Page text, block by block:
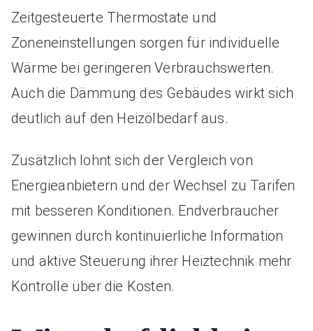
Zeitgesteuerte Thermostate und
Zoneneinstellungen sorgen für individuelle
Wärme bei geringeren Verbrauchswerten.
Auch die Dämmung des Gebäudes wirkt sich
deutlich auf den Heizölbedarf aus.
Zusätzlich lohnt sich der Vergleich von
Energieanbietern und der Wechsel zu Tarifen
mit besseren Konditionen. Endverbraucher
gewinnen durch kontinuierliche Information
und aktive Steuerung ihrer Heiztechnik mehr
Kontrolle über die Kosten.